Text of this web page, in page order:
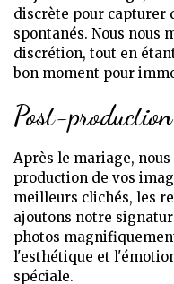
discrète pour capturer
spontanés. Nous nous
discrétion, tout en
bon moment pour
Post-production
Après le mariage,
production de vos
meilleurs clichés, les
ajoutons notre
photos
l'esthétique et
spéciale.